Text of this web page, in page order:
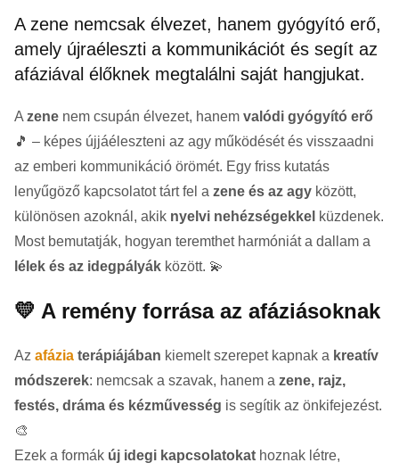
A zene nemcsak élvezet, hanem gyógyító erő,
amely újraéleszti a kommunikációt és segít az
afáziával élőknek megtalálni saját hangjukat.
A zene nem csupán élvezet, hanem valódi gyógyító erő
🎵 – képes újjáéleszteni az agy működését és visszaadni
az emberi kommunikáció örömét. Egy friss kutatás
lenyűgöző kapcsolatot tárt fel a zene és az agy között,
különösen azoknál, akik nyelvi nehézségekkel küzdenek.
Most bemutatják, hogyan teremthet harmóniát a dallam a
lélek és az idegpályák között. 💫
💛 A remény forrása az afáziásoknak
Az afázia terápiájában kiemelt szerepet kapnak a kreatív
módszerek: nemcsak a szavak, hanem a zene, rajz,
festés, dráma és kézművesség is segítik az önkifejezést.
🎨
Ezek a formák új idegi kapcsolatokat hoznak létre,